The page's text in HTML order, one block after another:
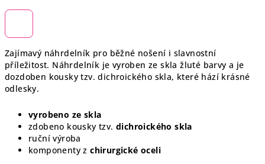
Zajímavý náhrdelník pro běžné nošení i slavnostní
příležitost. Náhrdelník je vyroben ze skla žluté barvy a je
dozdoben kousky tzv. dichroického skla, které hází krásné
odlesky.
vyrobeno ze skla
zdobeno kousky tzv. dichroického skla
ruční výroba
komponenty zchirurgické oceli